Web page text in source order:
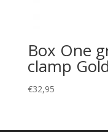
Box One
clamp
€32,95